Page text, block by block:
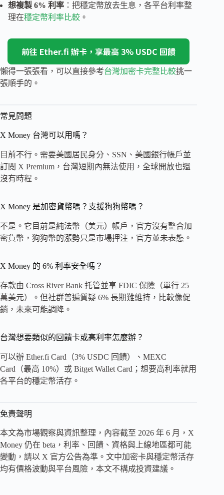
想複製 6% 利率 ：把穩定幣放去生息，各平台利率整
理在穩定幣利率比較 。
前往 Ether.fi 辦卡，享最高 3% USDC 回饋
懶得一張張看，可以直接參考台灣加密卡完整比較挑一
張順手的。
常見問題
X Money 台灣可以用嗎？
目前不行。需要美國居民身分、SSN、美國銀行帳戶並
訂閱 X Premium，台灣短期內無法使用，全球開放也還
沒有時程。
X Money 是加密貨幣嗎？支援狗狗幣嗎？
不是。它目前是純法幣（美元）帳戶，官方沒有整合加
密貨幣，狗狗幣的漲勢只是市場押注，官方並未表態。
X Money 的 6% 利率安全嗎？
存款由 Cross River Bank 托管並享 FDIC 保險（單行 25
萬美元）。但社群普遍質疑 6% 長期難維持，比較像促
銷，未來可能調降。
台灣想要類似的回饋卡或高利率怎麼辦？
可以辦 Ether.fi Card（3% USDC 回饋）、MEXC
Card（最高 10%）或 Bitget Wallet Card；想要高利率就用
各平台的穩定幣活存。
免責聲明
本文為市場觀察與資訊整理，內容截至 2026 年 6 月，X
Money 仍在 beta，利率、回饋、資格與上線地區都可能
變動，請以 X 官方公告為準。文中加密卡與穩定幣活存
均有價格波動與平台風險，本文不構成投資建議。